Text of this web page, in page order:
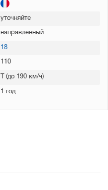
уточняйте
направленный
18
110
T (до 190 км/ч)
1 год